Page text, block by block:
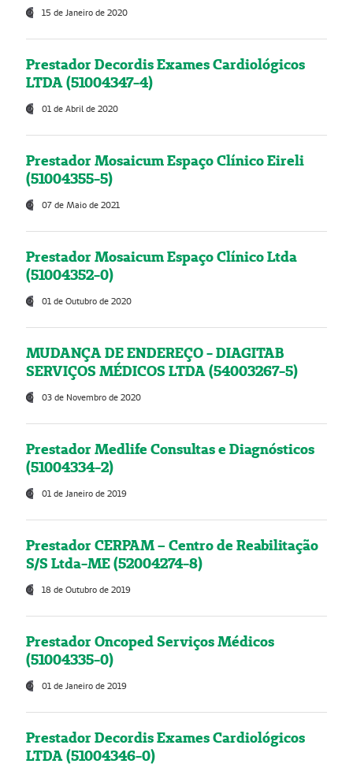
15 de Janeiro de 2020
Prestador Decordis Exames Cardiológicos
LTDA (51004347-4)
01 de Abril de 2020
Prestador Mosaicum Espaço Clínico Eireli
(51004355-5)
07 de Maio de 2021
Prestador Mosaicum Espaço Clínico Ltda
(51004352-0)
01 de Outubro de 2020
MUDANÇA DE ENDEREÇO - DIAGITAB
SERVIÇOS MÉDICOS LTDA (54003267-5)
03 de Novembro de 2020
Prestador Medlife Consultas e Diagnósticos
(51004334-2)
01 de Janeiro de 2019
Prestador CERPAM – Centro de Reabilitação
S/S Ltda-ME (52004274-8)
18 de Outubro de 2019
Prestador Oncoped Serviços Médicos
(51004335-0)
01 de Janeiro de 2019
Prestador Decordis Exames Cardiológicos
LTDA (51004346-0)